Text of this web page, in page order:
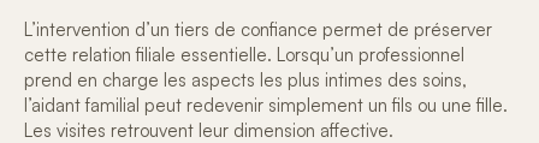
L’intervention d’un tiers de confiance permet de préserver
cette relation filiale essentielle. Lorsqu’un professionnel
prend en charge les aspects les plus intimes des soins,
l’aidant familial peut redevenir simplement un fils ou une fille.
Les visites retrouvent leur dimension affective.